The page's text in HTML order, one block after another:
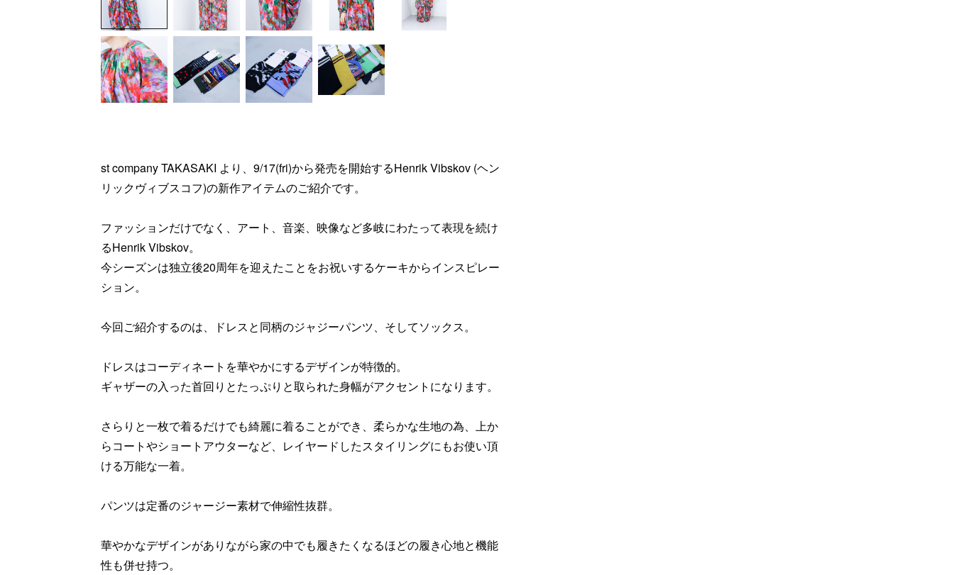
st company TAKASAKI より、9/17(fri)から発売を開始するHenrik Vibskov (ヘン
リックヴィブスコフ)の新作アイテムのご紹介です。
ファッションだけでなく、アート、音楽、映像など多岐にわたって表現を続け
るHenrik Vibskov。
今シーズンは独立後20周年を迎えたことをお祝いするケーキからインスピレー
ション。
今回ご紹介するのは、ドレスと同柄のジャジーパンツ、そしてソックス。
ドレスはコーディネートを華やかにするデザインが特徴的。
ギャザーの入った首回りとたっぷりと取られた身幅がアクセントになります。
さらりと一枚で着るだけでも綺麗に着ることができ、柔らかな生地の為、上か
らコートやショートアウターなど、レイヤードしたスタイリングにもお使い頂
ける万能な一着。
パンツは定番のジャージー素材で伸縮性抜群。
華やかなデザインがありながら家の中でも履きたくなるほどの履き心地と機能
性も併せ持つ。